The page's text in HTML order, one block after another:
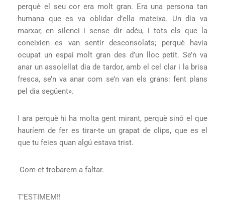
perquè el seu cor era molt gran. Era una persona tan
humana que es va oblidar d’ella mateixa. Un dia va
marxar, en silenci i sense dir adéu, i tots els que la
coneixien es van sentir desconsolats; perquè havia
ocupat un espai molt gran des d’un lloc petit. Se’n va
anar un assolellat dia de tardor, amb el cel clar i la brisa
fresca, se’n va anar com se’n van els grans: fent plans
pel dia següent».
I ara perquè hi ha molta gent mirant, perquè sinó el que
hauríem de fer es tirar-te un grapat de clips, que es el
que tu feies quan algú estava trist.
Com et trobarem a faltar.
T’ESTIMEM!!